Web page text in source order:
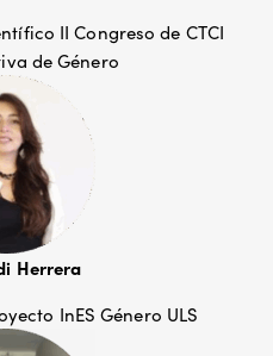
II Congreso de CTCI
de Género
Herrera
InES Género ULS